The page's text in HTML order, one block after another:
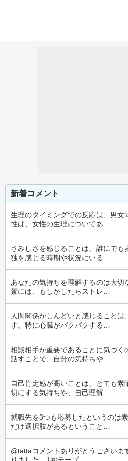
新着コメント
生理のタイミングでの反応は、男女
性は、女性の生理についてあ…
さみしさを感じることは、誰にでも
独を感じる時期や状況にいる…
あなたの気持ちを理解するのは大
景には、もしかしたらストレ…
人間関係がしんどいと感じること
す。特に心臓がバクバクする…
相談相手が重要であることに気づく
話すことで、自分の気持ちや…
自己肯定感が高いことは、とても
切にする気持ちや、自己理解…
就職先を3つも応募したというのは
だけ選択肢があるということ…
@tattaコメントありがとうございま